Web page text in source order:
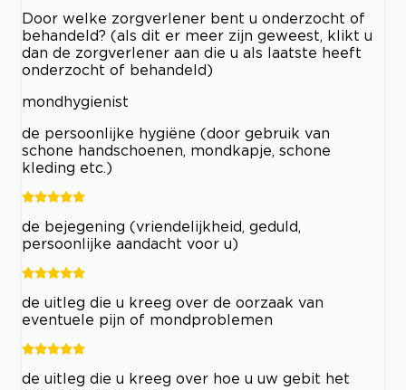
Door welke zorgverlener bent u onderzocht of
behandeld? (als dit er meer zijn geweest, klikt u
dan de zorgverlener aan die u als laatste heeft
onderzocht of behandeld)
mondhygienist
de persoonlijke hygiëne (door gebruik van
schone handschoenen, mondkapje, schone
kleding etc.)
de bejegening (vriendelijkheid, geduld,
persoonlijke aandacht voor u)
de uitleg die u kreeg over de oorzaak van
eventuele pijn of mondproblemen
de uitleg die u kreeg over hoe u uw gebit het